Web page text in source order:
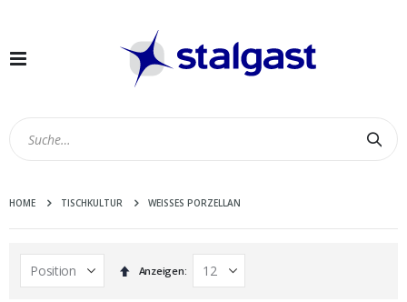
Navigation
HOME TISCHKULTUR WEISSES PORZELLAN
In
absteigender
Anzeigen